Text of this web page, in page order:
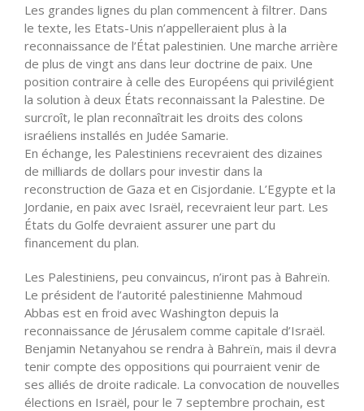
Les grandes lignes du plan commencent à filtrer. Dans
le texte, les Etats-Unis n’appelleraient plus à la
reconnaissance de l’État palestinien. Une marche arrière
de plus de vingt ans dans leur doctrine de paix. Une
position contraire à celle des Européens qui privilégient
la solution à deux États reconnaissant la Palestine. De
surcroît, le plan reconnaîtrait les droits des colons
israéliens installés en Judée Samarie.
En échange, les Palestiniens recevraient des dizaines
de milliards de dollars pour investir dans la
reconstruction de Gaza et en Cisjordanie. L’Egypte et la
Jordanie, en paix avec Israël, recevraient leur part. Les
États du Golfe devraient assurer une part du
financement du plan.
Les Palestiniens, peu convaincus, n’iront pas à Bahreïn.
Le président de l’autorité palestinienne Mahmoud
Abbas est en froid avec Washington depuis la
reconnaissance de Jérusalem comme capitale d’Israël.
Benjamin Netanyahou se rendra à Bahreïn, mais il devra
tenir compte des oppositions qui pourraient venir de
ses alliés de droite radicale. La convocation de nouvelles
élections en Israël, pour le 7 septembre prochain, est